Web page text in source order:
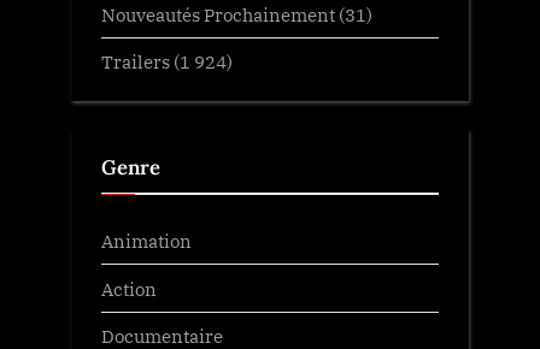
Nouveautés Prochainement (31)
Trailers (1 924)
Genre
Animation
Action
Documentaire